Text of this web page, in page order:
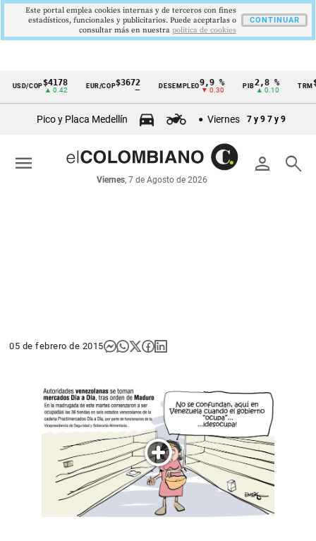
Cintillo
económicos
Colombia
USD/COP$4178
▲ 0.42
EUR/COP$3672 DESEMPLEO9,9 %
▼ 0.30
PIB2,8 %
▲ 0.10
TRM
Pico y Placa Medellín Viernes 7 y 9 7 y 9
person search
Viernes, 7 de Agosto de 2026
menu
05 de febrero de 2015
Este portal emplea cookies internas y de terceros con fines
estadísticos, funcionales y publicitarios. Puede aceptarlas o
consultar más en nuestra politica de cookies
CONTINUAR